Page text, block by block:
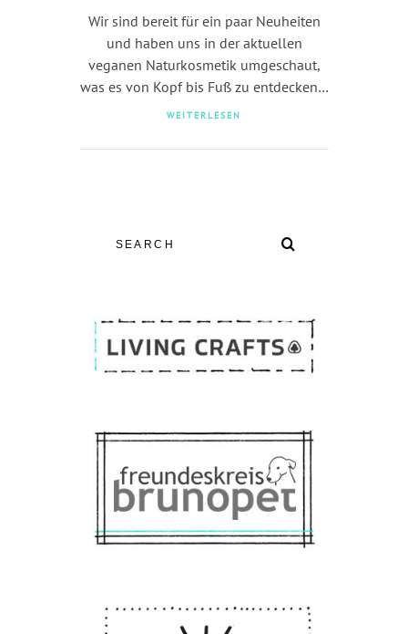
Wir sind bereit für ein paar Neuheiten
und haben uns in der aktuellen
veganen Naturkosmetik umgeschaut,
was es von Kopf bis Fuß zu entdecken…
WEITERLESEN